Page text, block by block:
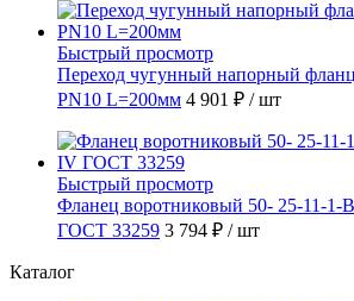
Быстрый просмотр
Переход чугунный напорный
PN10 L=200мм 4 901 ₽ / шт
Быстрый просмотр
Фланец воротниковый 50- 25-11-
ГОСТ 33259 3 794 ₽ / шт
Каталог